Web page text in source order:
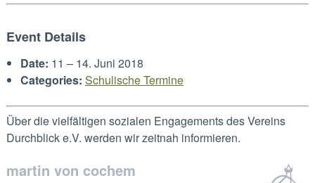
Event Details
Date: 11 – 14. Juni 2018
Categories: Schulische Termine
Über die vielfältigen sozialen Engagements des Vereins
Durchblick e.V. werden wir zeitnah informieren.
martin von cochem